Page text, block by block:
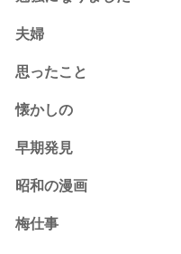
夫婦
思ったこと
懐かしの
早期発見
昭和の漫画
梅仕事